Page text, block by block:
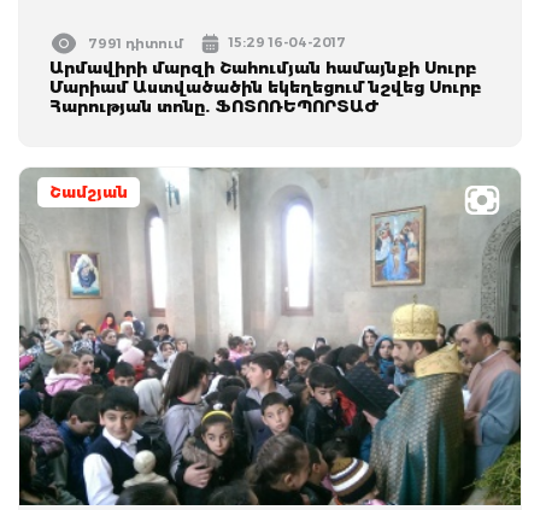
7991 դիտում 15:29 16-04-2017
Արմավիրի մարզի Շահումյան համայնքի Սուրբ
Մարիամ Աստվածածին եկեղեցում նշվեց Սուրբ
Հարության տոնը. ՖՈՏՈՌԵՊՈՐՏԱԺ
Շամշյան